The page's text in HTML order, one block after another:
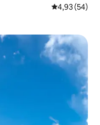
Vidutinis
4,93 (54)